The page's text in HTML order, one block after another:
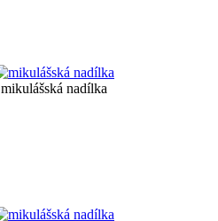
mikulášská nadílka